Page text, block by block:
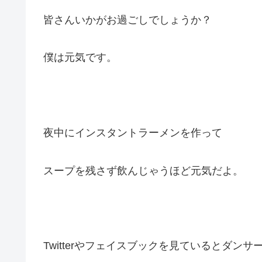
皆さんいかがお過ごしでしょうか？
僕は元気です。
夜中にインスタントラーメンを作って
スープを残さず飲んじゃうほど元気だよ。
Twitterやフェイスブックを見ているとダンサ